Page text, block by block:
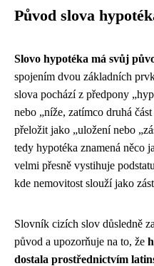
Původ slova
Slovo hypotéka má svůj
spojením dvou základních
slova pochází z předpony
nebo „níže, zatímco druhá
přeložit jako „uložení nebo
tedy hypotéka znamená něco
velmi přesně vystihuje
kde nemovitost slouží jako
Slovník cizích slov důsledně
původ a upozorňuje na to, že
dostala prostřednictvím